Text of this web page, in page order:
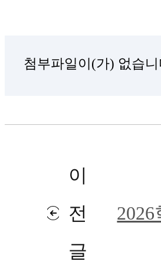
첨부파일이(가) 없습니
이
전
글